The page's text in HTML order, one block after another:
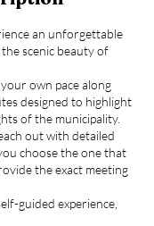
an unforgettable
scenic beauty of
own pace along
designed to highlight
of the municipality.
out with detailed
choose the one that
the exact meeting
guided experience,